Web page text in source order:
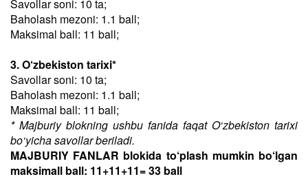
Savollar soni: 10 ta;
Baholash mezoni: 1.1 ball;
Maksimal ball: 11 ball;
3. O‘zbekiston tarixi*
Savollar soni: 10 ta;
Baholash mezoni: 1.1 ball;
Maksimal ball: 11 ball;
* Majburiy blokning ushbu fanida faqat O‘zbekiston tarixi
bo‘yicha savollar beriladi.
MAJBURIY FANLAR blokida to‘plash mumkin bo‘lgan
maksimall ball: 11+11+11= 33 ball